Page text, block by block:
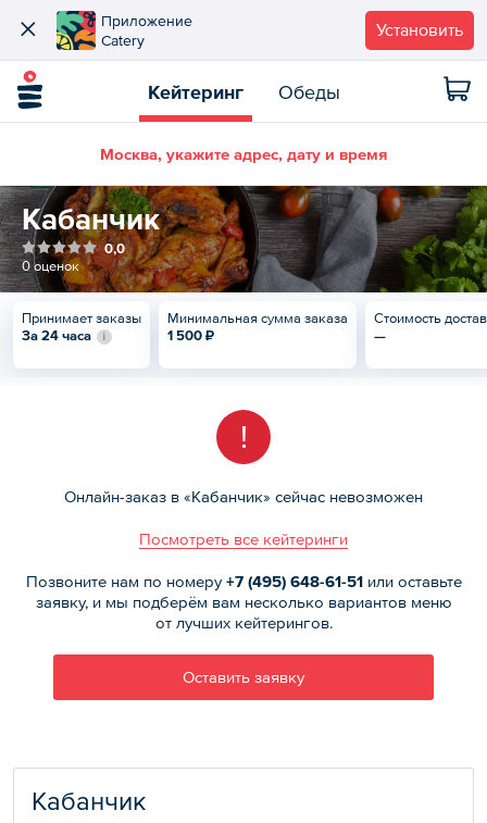
Приложение
Catery
Установить
Кейтеринг Обеды
Москва, укажите адрес, дату и время
Кабанчик
0,0
0 оценок
Принимает заказы
За 24 часа
Минимальная сумма заказа
1 500 ₽
Стоимость
—
!
Онлайн-заказ в «Кабанчик» сейчас невозможен
Посмотреть все кейтеринги
Позвоните нам по номеру+7 (495) 648-61-51или оставьте
заявку, и мы подберём вам несколько вариантов меню
от лучших кейтерингов.
Оставить заявку
Кабанчик